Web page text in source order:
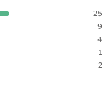
25
9
4
1
2